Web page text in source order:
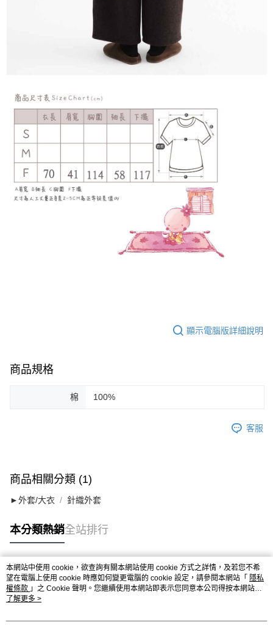
顯示電腦版詳細說明
商品規格
棉 100%
客服
商品相關分類 (1)
►外套/大衣 針織外套
本分類熱銷全站排行
熱門標籤
本網站中使用 cookie，欲查詢有關本網站使用 cookie 方式之詳情，及若您不希
望在電腦上使用 cookie 時應如何變更電腦的 cookie 設定，請參閱本網站「 隱私
權條款 」之 Cookie 聲明。您繼續使用本網站即表示您同意本公司得按本網站使
用條款之 Cookie 聲明使用 cookie。
了解更多 >